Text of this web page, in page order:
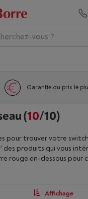
Garantie du prix le
(10/10)
pour trouver votre switch
des produits qui vous
rouge en-dessous pour
Affichage